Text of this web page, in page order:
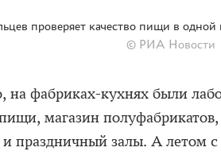
проверяет качество пищи в
© РИА Новости
на фабриках-кухнях были
магазин
праздничный залы. А летом